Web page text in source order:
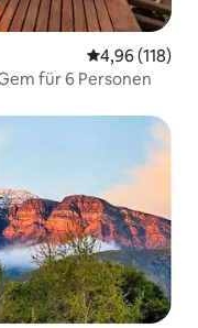
4,96 (118)
für 6 Personen